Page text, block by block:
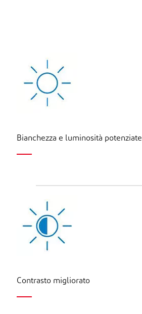
Bianchezza e luminosità potenziate
Contrasto migliorato